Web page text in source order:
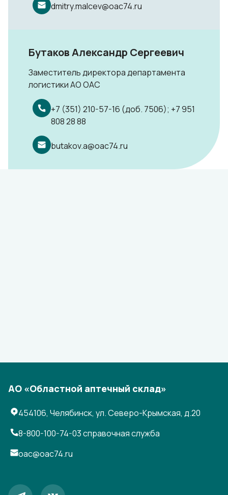
dmitry.malcev@oac74.ru
Бутаков Александр Сергеевич
Заместитель директора департамента
логистики АО ОАС
+7 (351) 210-57-16 (доб. 7506); +7 951
808 28 88
butakov.a@oac74.ru
АО «Областной аптечный склад»
454106, Челябинск, ул. Северо-Крымская, д.20
8-800-100-74-03справочная служба
oac@oac74.ru